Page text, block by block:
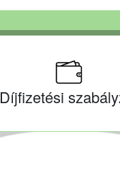
Díjfizetési